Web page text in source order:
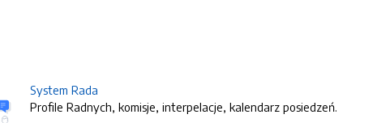
System Rada
Profile Radnych, komisje, interpelacje, kalendarz posiedzeń.